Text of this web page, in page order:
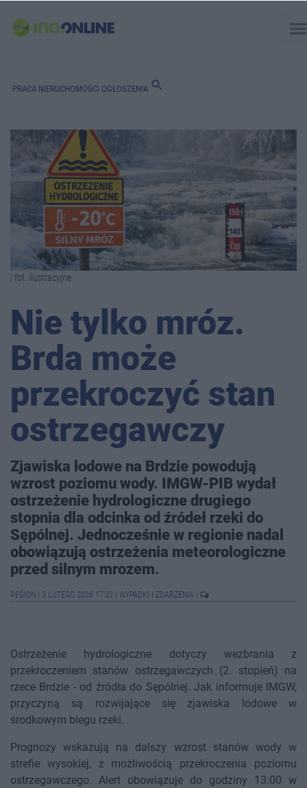
PRACA NIERUCHOMOŚCI OGŁOSZENIA search
| fot. ilustracyjne
Nie tylko mróz.
Brda może
przekroczyć stan
ostrzegawczy
Zjawiska lodowe na Brdzie powodują
wzrost poziomu wody. IMGW-PIB wydał
ostrzeżenie hydrologiczne drugiego
stopnia dla odcinka od źródeł rzeki do
Sępólnej. Jednocześnie w regionie nadal
obowiązują ostrzeżenia meteorologiczne
przed silnym mrozem.
REGION 3 LUTEGO 2026 17:32 WYPADKI I ZDARZENIA
Ostrzeżenie hydrologiczne dotyczy wezbrania z
przekroczeniem stanów ostrzegawczych (2. stopień) na
rzece Brdzie - od źródła do Sępólnej. Jak informuje IMGW,
przyczyną są rozwijające się zjawiska lodowe w
środkowym biegu rzeki.
Prognozy wskazują na dalszy wzrost stanów wody w
strefie wysokiej, z możliwością przekroczenia poziomu
ostrzegawczego. Alert obowiązuje do godziny 13:00 w